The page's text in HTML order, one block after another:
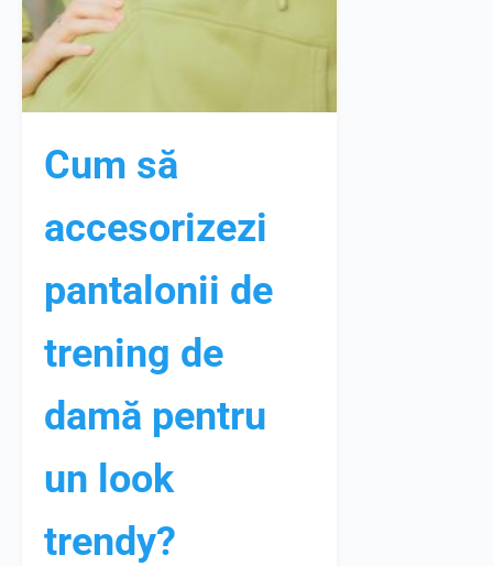
Cum să
accesorizezi
pantalonii de
trening de
damă pentru
un look
trendy?